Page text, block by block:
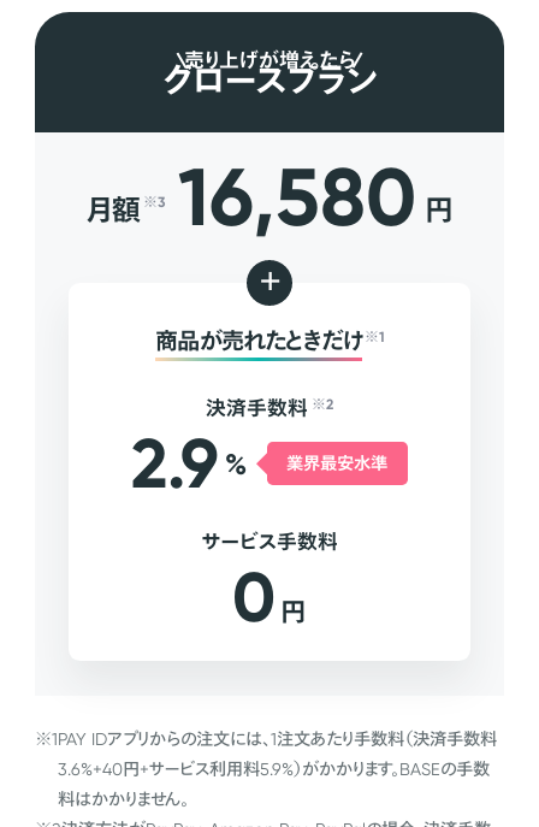
売り上げが増えたら
グロースプラン
月額 ※3 16,580 円
+
商品が売れたときだけ ※1
決済手数料 ※2
2.9 % 業界最安水準
サービス手数料
0 円
※1PAY IDアプリからの注文には、1注文あたり手数料（決済手数料
3.6%+40円+サービス利用料5.9%）がかかります。BASEの手数
料はかかりません。